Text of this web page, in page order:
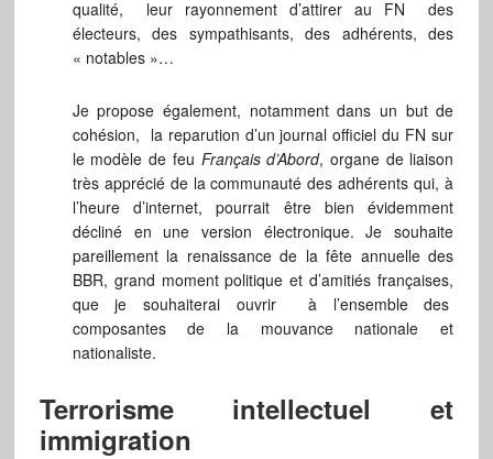
qualité, leur rayonnement d’attirer au FN des
électeurs, des sympathisants, des adhérents, des
« notables »…
Je propose également, notamment dans un but de
cohésion, la reparution d’un journal officiel du FN sur
le modèle de feu Français d’Abord, organe de liaison
très apprécié de la communauté des adhérents qui, à
l’heure d’internet, pourrait être bien évidemment
décliné en une version électronique. Je souhaite
pareillement la renaissance de la fête annuelle des
BBR, grand moment politique et d’amitiés françaises,
que je souhaiterai ouvrir à l’ensemble des
composantes de la mouvance nationale et
nationaliste.
Terrorisme intellectuel et
immigration